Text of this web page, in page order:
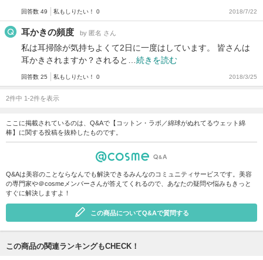
回答数 49 私もしりたい！ 0 2018/7/22
耳かきの頻度 by 匿名 さん
私は耳掃除が気持ちよくて2日に一度はしています。 皆さんは
耳かきされますか？されると… 続きを読む
回答数 25 私もしりたい！ 0 2018/3/25
2件中 1-2件を表示
ここに掲載されているのは、Q&Aで【コットン・ラボ／綿球がぬれてるウェット綿
棒】に関する投稿を抜粋したものです。
Q&Aは美容のことならなんでも解決できるみんなのコミュニティサービスです。美容
の専門家や＠cosmeメンバーさんが答えてくれるので、あなたの疑問や悩みもきっと
すぐに解決しますよ！
この商品についてQ&Aで質問する
この商品の関連ランキングもCHECK！